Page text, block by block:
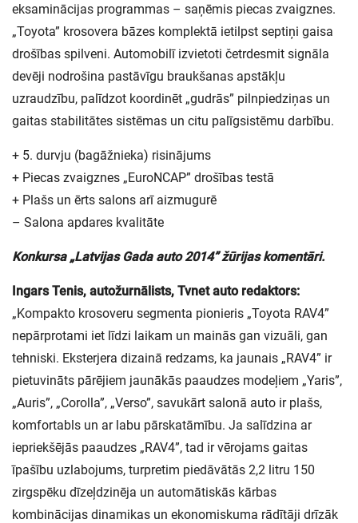
eksaminācijas programmas – saņēmis piecas zvaigznes.
„Toyota” krosovera bāzes komplektā ietilpst septiņi gaisa
drošības spilveni. Automobilī izvietoti četrdesmit signāla
devēji nodrošina pastāvīgu braukšanas apstākļu
uzraudzību, palīdzot koordinēt „gudrās” pilnpiedziņas un
gaitas stabilitātes sistēmas un citu palīgsistēmu darbību.
+ 5. durvju (bagāžnieka) risinājums
+ Piecas zvaigznes „EuroNCAP” drošības testā
+ Plašs un ērts salons arī aizmugurē
– Salona apdares kvalitāte
Konkursa „Latvijas Gada auto 2014” žūrijas komentāri.
Ingars Tenis, autožurnālists, Tvnet auto redaktors:
„Kompakto krosoveru segmenta pionieris „Toyota RAV4”
nepārprotami iet līdzi laikam un mainās gan vizuāli, gan
tehniski. Eksterjera dizainā redzams, ka jaunais „RAV4” ir
pietuvināts pārējiem jaunākās paaudzes modeļiem „Yaris”,
„Auris”, „Corolla”, „Verso”, savukārt salonā auto ir plašs,
komfortabls un ar labu pārskatāmību. Ja salīdzina ar
iepriekšējās paaudzes „RAV4”, tad ir vērojams gaitas
īpašību uzlabojums, turpretim piedāvātās 2,2 litru 150
zirgspēku dīzeļdzinēja un automātiskās kārbas
kombinācijas dinamikas un ekonomiskuma rādītāji drīzāk